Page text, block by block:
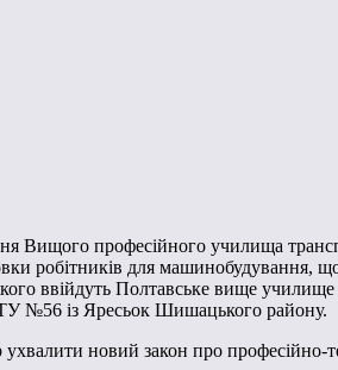
Вищого професійного училища
робітників для машинобудування,
ввійдуть Полтавське вище
№56 із Яресьок Шишацького району.
новий закон про професійно-